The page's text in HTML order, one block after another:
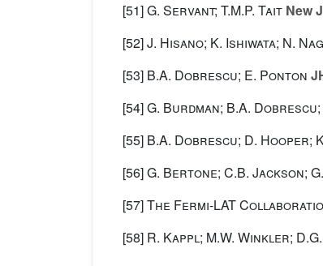
[51]G. Servant; T.M.P. Tait New
[52]J. Hisano; K. Ishiwata; N.
[53] B.A. Dobrescu; E. Ponton
[54]G. Burdman; B.A.
[55] B.A. Dobrescu; D. Hooper;
[56]G. Bertone; C.B. Jackson;
[57]The Fermi-LAT
[58] R. Kappl; M.W. Winkler;